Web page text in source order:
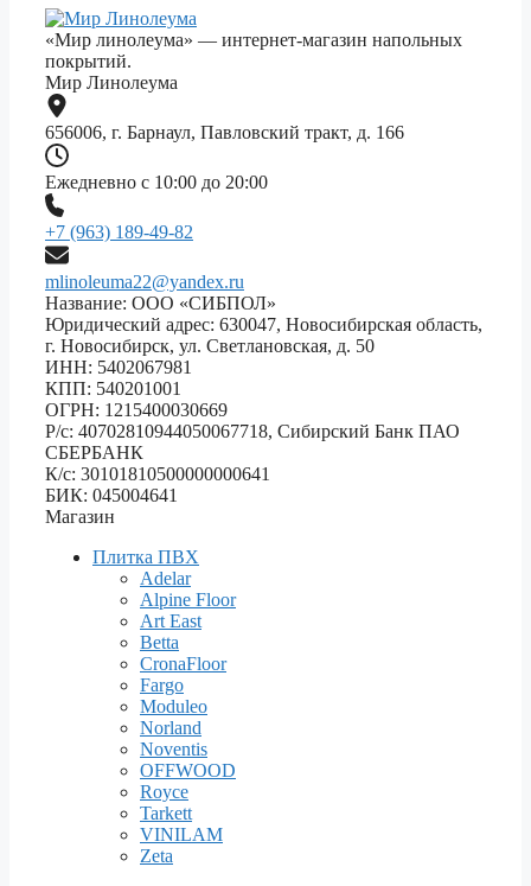
«Мир линолеума» — интернет-магазин напольных
покрытий.
Мир Линолеума
656006, г. Барнаул, Павловский тракт, д. 166
Ежедневно с 10:00 до 20:00
+7 (963) 189-49-82
mlinoleuma22@yandex.ru
Название: ООО «СИБПОЛ»
Юридический адрес: 630047, Новосибирская область,
г. Новосибирск, ул. Светлановская, д. 50
ИНН: 5402067981
КПП: 540201001
ОГРН: 1215400030669
Р/с: 40702810944050067718, Сибирский Банк ПАО
СБЕРБАНК
К/с: 30101810500000000641
БИК: 045004641
Магазин
Плитка ПВХ
Adelar
Alpine Floor
Art East
Betta
CronaFloor
Fargo
Moduleo
Norland
Noventis
OFFWOOD
Royce
Tarkett
VINILAM
Zeta